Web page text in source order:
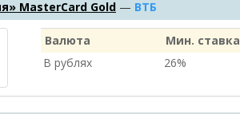
MasterCard Gold — ВТБ
Валюта Мин. ставка
В рублях
26%